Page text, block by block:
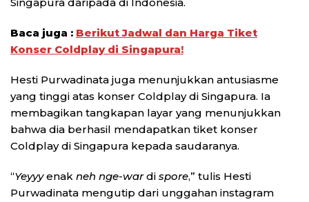
Singapura daripada di Indonesia.
Baca juga : Berikut Jadwal dan Harga Tiket
Konser Coldplay di Singapura!
Hesti Purwadinata juga menunjukkan antusiasme
yang tinggi atas konser Coldplay di Singapura. Ia
membagikan tangkapan layar yang menunjukkan
bahwa dia berhasil mendapatkan tiket konser
Coldplay di Singapura kepada saudaranya.
“Yeyyyenak neh nge-wardi spore,” tulis Hesti
Purwadinata mengutip dari unggahan instagram